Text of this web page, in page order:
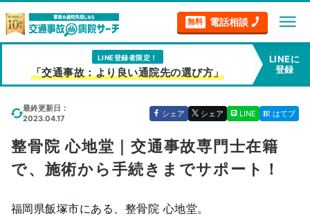
無料 電話相談 menu
LINE登録者限定！
「交通事故：より良い通院先の選び方」
LINEに
登録
最終更新日：
2023.04.17
シェア シェア LINE はてブ
整骨院 心地堂｜交通事故専門士在籍
で、施術から手続きまでサポート！
福岡県飯塚市にある、整骨院 心地堂。